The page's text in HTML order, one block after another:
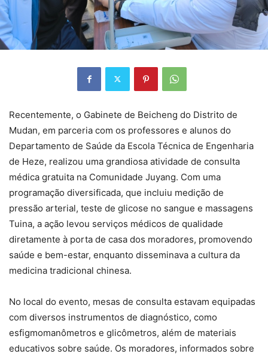
Recentemente, o Gabinete de Beicheng do Distrito de
Mudan, em parceria com os professores e alunos do
Departamento de Saúde da Escola Técnica de Engenharia
de Heze, realizou uma grandiosa atividade de consulta
médica gratuita na Comunidade Juyang. Com uma
programação diversificada, que incluiu medição de
pressão arterial, teste de glicose no sangue e massagens
Tuina, a ação levou serviços médicos de qualidade
diretamente à porta de casa dos moradores, promovendo
saúde e bem-estar, enquanto disseminava a cultura da
medicina tradicional chinesa.
No local do evento, mesas de consulta estavam equipadas
com diversos instrumentos de diagnóstico, como
esfigmomanômetros e glicômetros, além de materiais
educativos sobre saúde. Os moradores, informados sobre